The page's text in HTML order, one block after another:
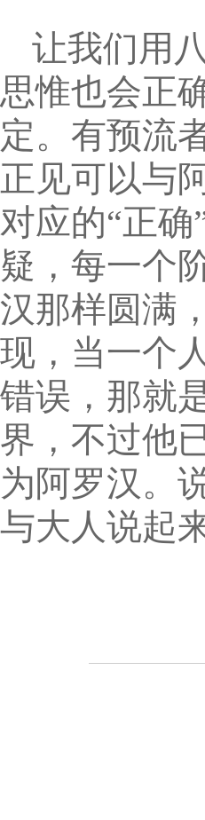
让我们用
思惟也会正
定。有预流
正见可以与
对应的“正
疑，每一个
汉那样圆满
现，当一个
错误，那就
界，不过他
为阿罗汉。
与大人说起